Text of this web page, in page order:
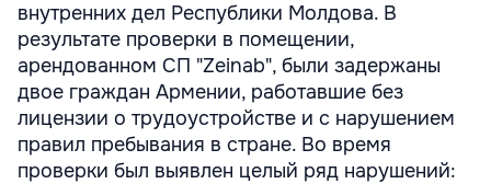
внутренних дел Республики Молдова. В
результате проверки в помещении,
арендованном СП "Zeinab", были задержаны
двое граждан Армении, работавшие без
лицензии о трудоустройстве и с нарушением
правил пребывания в стране. Во время
проверки был выявлен целый ряд нарушений: